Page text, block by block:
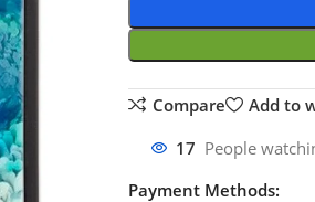
Compare Add to
17 People
Payment Methods: